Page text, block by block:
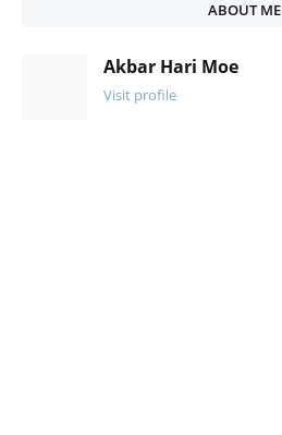
ABOUT ME
Akbar Hari Moe
Visit profile